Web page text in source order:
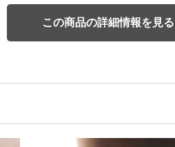
この商品の詳細情報を見る